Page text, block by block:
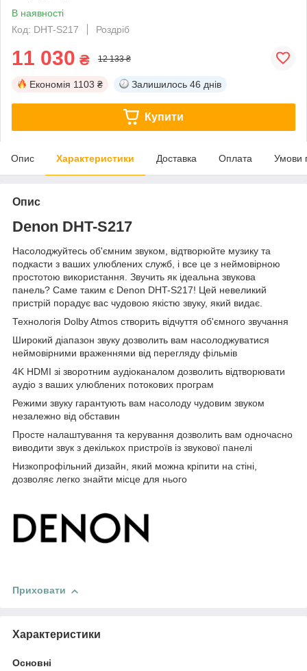
В наявності
Код: DHT-S217
Роздріб
11 030 ₴ 12 133 ₴
Економія 1103 ₴ Залишилось 46 днів
Купити
Опис Характеристики Доставка Оплата Умови
Опис
Denon DHT-S217
Насолоджуйтесь об'ємним звуком, відтворюйте музику та
подкасти з ваших улюблених служб, і все це з неймовірною
простотою використання. Звучить як ідеальна звукова
панель? Саме таким є Denon DHT-S217! Цей невеликий
пристрій порадує вас чудовою якістю звуку, який видає.
Технологія Dolby Atmos створить відчуття об'ємного звучання
Широкий діапазон звуку дозволить вам насолоджуватися
неймовірними враженнями від перегляду фільмів
4K HDMI зі зворотним аудіоканалом дозволить відтворювати
аудіо з ваших улюблених потокових програм
Режими звуку гарантують вам насолоду чудовим звуком
незалежно від обставин
Просте налаштування та керування дозволить вам одночасно
виводити звук з декількох пристроїв із звукової панелі
Низкопрофільний дизайн, який можна кріпити на стіні,
дозволяє легко знайти місце для нього
Приховати
Характеристики
Основні